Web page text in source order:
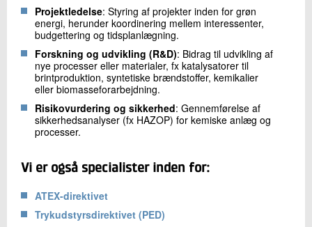
Projektledelse: Styring af projekter inden for grøn
energi, herunder koordinering mellem interessenter,
budgettering og tidsplanlægning.
Forskning og udvikling (R&D): Bidrag til udvikling af
nye processer eller materialer, fx katalysatorer til
brintproduktion, syntetiske brændstoffer, kemikalier
eller biomasseforarbejdning.
Risikovurdering og sikkerhed: Gennemførelse af
sikkerhedsanalyser (fx HAZOP) for kemiske anlæg og
processer.
Vi er også specialister inden for:
ATEX-direktivet
Trykudstyrsdirektivet (PED)